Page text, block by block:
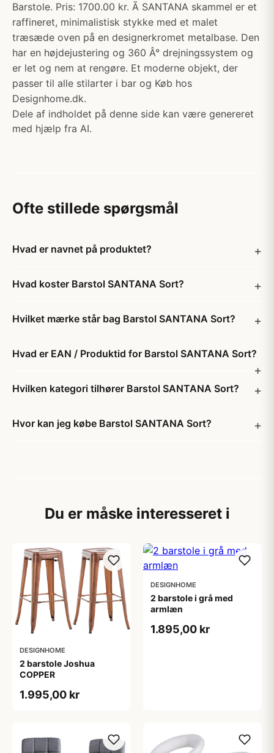
Barstole. Pris: 1700.00 kr. Ã SANTANA skammel er et
raffineret, minimalistisk stykke med et malet
træsæde oven på en designerkromet metalbase. Den
har en højdejustering og 360 Â° drejningssystem og
er let og nem at rengøre. Et moderne objekt, der
passer til alle stilarter i bar og Køb hos
Designhome.dk.
Dele af indholdet på denne side kan være genereret
med hjælp fra AI.
Ofte stillede spørgsmål
Hvad er navnet på produktet?
Hvad koster Barstol SANTANA Sort?
Hvilket mærke står bag Barstol SANTANA Sort?
Hvad er EAN / Produktid for Barstol SANTANA Sort?
Hvilken kategori tilhører Barstol SANTANA Sort?
Hvor kan jeg købe Barstol SANTANA Sort?
Du er måske interesseret i
DESIGNHOME
2 barstole Joshua
COPPER
1.995,00 kr
DESIGNHOME
2 barstole i grå med
armlæn
1.895,00 kr